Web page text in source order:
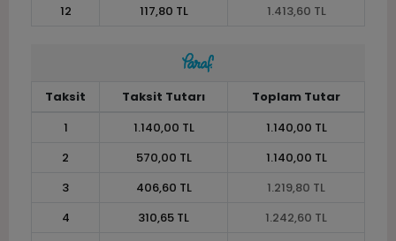
12
117,80 TL 1.413,60 TL
Taksit Taksit Tutarı
Toplam Tutar
1
1.140,00 TL
1.140,00 TL
2
570,00 TL
1.140,00 TL
3
406,60 TL
1.219,80 TL
4
310,65 TL
1.242,60 TL